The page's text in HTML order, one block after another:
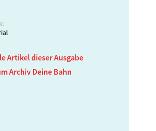
Artikel dieser Ausgabe
Archiv Deine Bahn